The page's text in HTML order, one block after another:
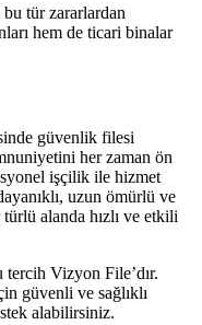
tür zararlardan
hem de ticari binalar
güvenlik filesi
her zaman ön
işçilik ile hizmet
uzun ömürlü ve
alanda hızlı ve etkili
Vizyon File’dır.
güvenli ve sağlıklı
alabilirsiniz.